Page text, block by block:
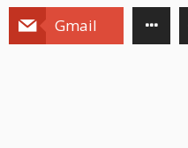
Gmail